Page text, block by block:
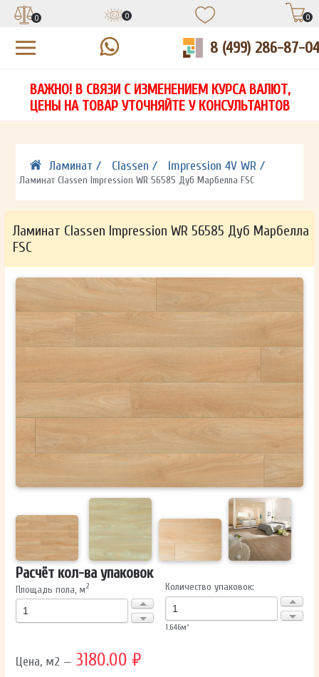
НА
СВЯЖЕТСЯ С ВАМИ В ТЕЧЕНИЕ 15 МИНУТ
ОТПРАВИТЬ
Ваши данные не будут переданы третьим лицам
ЗАПОЛНИТЕ ФОРМУ И НАШ МЕНЕДЖЕР
СВЯЖЕТСЯ С ВАМИ В ТЕЧЕНИЕ 15 МИНУТ
ОТПРАВИТЬ
Ваши данные не будут переданы третьим лицам
ЗАПОЛНИТЕ ФОРМУ И НАШ МЕНЕДЖЕР
СВЯЖЕТСЯ С ВАМИ В ТЕЧЕНИЕ 15 МИНУТ
ОТПРАВИТЬ
Ваши данные не будут переданы третьим лицам
0 0 0
8 (499) 286-87-04
ВАЖНО! В СВЯЗИ С ИЗМЕНЕНИЕМ КУРСА ВАЛЮТ,
ЦЕНЫ НА ТОВАР УТОЧНЯЙТЕ У КОНСУЛЬТАНТОВ
Ламинат / Classen / Impression 4V WR /
Ламинат Classen Impression WR 56585 Дуб Марбелла FSC
Ламинат Classen Impression WR 56585 Дуб Марбелла
FSC
Расчёт кол-ва упаковок
Площадь пола, м2 Количество упаковок:
1.646м²
Цена, м2 — 3180.00 ₽